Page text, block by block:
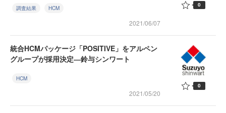
調査結果 HCM
2021/06/07
0
統合HCMパッケージ「POSITIVE」をアルペン
グループが採用決定―鈴与シンワート
HCM
2021/05/20
0